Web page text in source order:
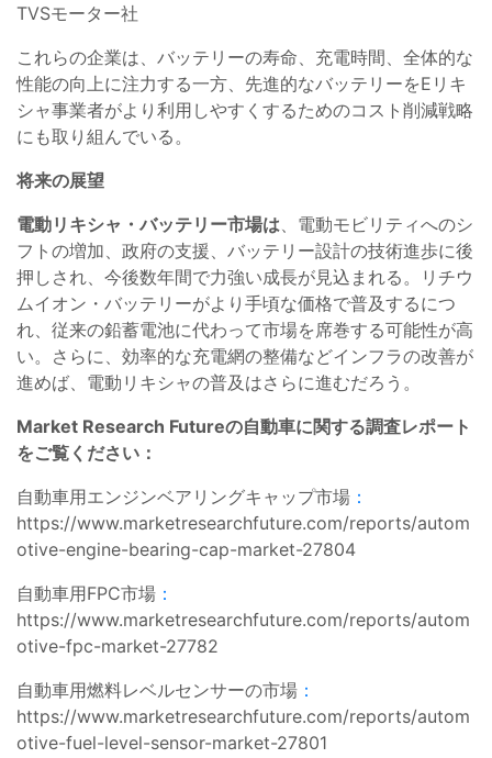
TVSモーター社
これらの企業は、バッテリーの寿命、充電時間、全体的な
性能の向上に注力する一方、先進的なバッテリーをEリキ
シャ事業者がより利用しやすくするためのコスト削減戦略
にも取り組んでいる。
将来の展望
電動リキシャ・バッテリー市場は 、電動モビリティへのシ
フトの増加、政府の支援、バッテリー設計の技術進歩に後
押しされ、今後数年間で力強い成長が見込まれる。リチウ
ムイオン・バッテリーがより手頃な価格で普及するにつ
れ、従来の鉛蓄電池に代わって市場を席巻する可能性が高
い。さらに、効率的な充電網の整備などインフラの改善が
進めば、電動リキシャの普及はさらに進むだろう。
Market Research Futureの自動車に関する調査レポート
をご覧ください：
自動車用エンジンベアリングキャップ市場 ：
https://www.marketresearchfuture.com/reports/autom
otive-engine-bearing-cap-market-27804
自動車用FPC市場 ：
https://www.marketresearchfuture.com/reports/autom
otive-fpc-market-27782
自動車用燃料レベルセンサーの市場 ：
https://www.marketresearchfuture.com/reports/autom
otive-fuel-level-sensor-market-27801